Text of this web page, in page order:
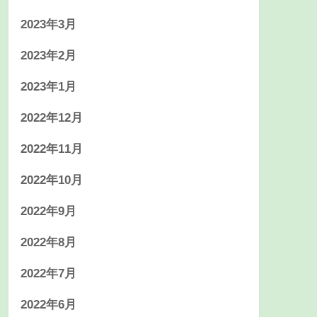
2023年3月
2023年2月
2023年1月
2022年12月
2022年11月
2022年10月
2022年9月
2022年8月
2022年7月
2022年6月